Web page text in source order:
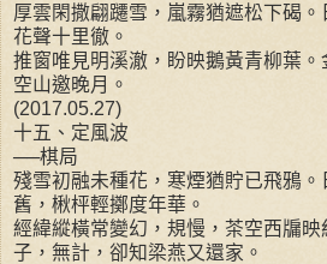
厚雲閑撒翩躚雪，嵐霧猶遮松下碣
花聲十里徹。
推窗唯見明溪澈，盼映鵝黃青柳葉
空山邀晚月。
(2017.05.27)
十五、定風波
──棋局
殘雪初融未種花，寒煙猶貯已飛鴉
舊，楸枰輕擲度年華。
經緯縱橫常變幻，規慢，茶空西牖映
子，無計，卻知梁燕又還家。